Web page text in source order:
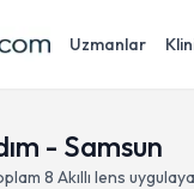
Uzmanlar
- Samsun
8 Akıllı lens